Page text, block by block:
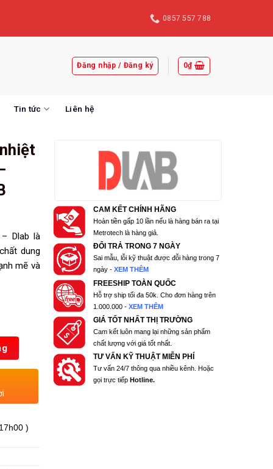
0857 557 788
Đăng nhập / Đăng ký 0₫
Tin tức Liên hệ
Dlab là
dung
mẽ và
)
CAM KẾT CHÍNH HÃNG
Hoàn tiền gấp 10 lần nếu là hàng bán ra tại
Metrotech là hàng giả.
ĐỔI TRẢ TRONG 7 NGÀY
Sai mẫu, lỗi kỹ thuật được đỗi hàng trong 7
ngày -XEM THÊM
FREESHIP TOÀN QUỐC
Hỗ trợ ship tối đa 50k. Cho đơn hàng trên
1.000.000 -XEM THÊM
GIÁ TỐT NHẤT THỊ TRƯỜNG
Cam kết luôn mang lại những sản phẩm
chất lượng với giá tốt nhất.
TƯ VẤN KỸ THUẬT MIỄN PHÍ
Tư vấn 24/7 thông qua nhiều kênh. Hoặc
gọi trực tiếp Hotline.